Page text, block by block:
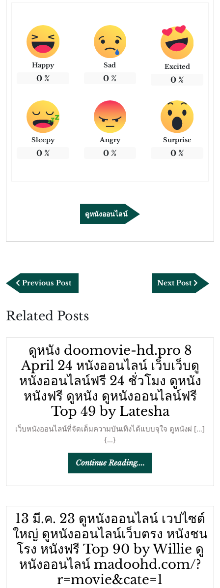
Happy
0%
Sad
0 %
Excited
0 %
Sleepy
0%
Angry
0 %
Surprise
0 %
ดูหนังออนไลน์
แนะแนว
เรื่องPrevious PostPrevious
Post
Next Post
Next
Post
Related Posts
ดูหนัง doomovie-hd.pro 8
April 24 หนังออนไลน์ เว็บเว็บดู
หนังออนไลน์ฟรี 24 ชั่วโมง ดูหนัง
หนังฟรี ดูหนัง ดูหนังออนไลน์ฟรี
Top 49 by Latesha
เว็บหนังออนไลน์ที่จัดเต็มความบันเทิงได้แบบจุใจ ดูหนังผ่ […]
{...}
Continue Reading....
Reading....
13 มี.ค. 23 ดูหนังออนไลน์ เวปไซต์
ใหญ่ ดูหนังออนไลน์เว็บตรง หนังชน
โรง หนังฟรี Top 90 by Willie ดู
หนังออนไลน์ madoohd.com/?
r=movie&cate=1